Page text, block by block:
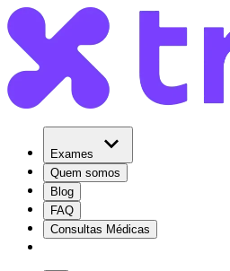
Exames
Quem somos
Blog
FAQ
Consultas Médicas